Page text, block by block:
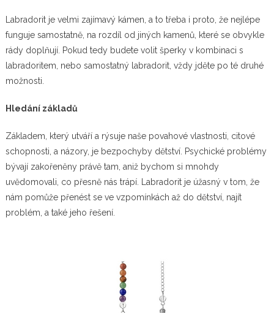
Labradorit je velmi zajímavý kámen, a to třeba i proto, že nejlépe
funguje samostatně, na rozdíl od jiných kamenů, které se obvykle
rády doplňují. Pokud tedy budete volit šperky v kombinaci s
labradoritem, nebo samostatný labradorit, vždy jděte po té druhé
možnosti.
Hledání základů
Základem, který utváří a rýsuje naše povahové vlastnosti, citové
schopnosti, a názory, je bezpochyby dětství. Psychické problémy
bývají zakořeněny právě tam, aniž bychom si mnohdy
uvědomovali, co přesně nás trápí. Labradorit je úžasný v tom, že
nám pomůže přenést se ve vzpomínkách až do dětství, najít
problém, a také jeho řešení.